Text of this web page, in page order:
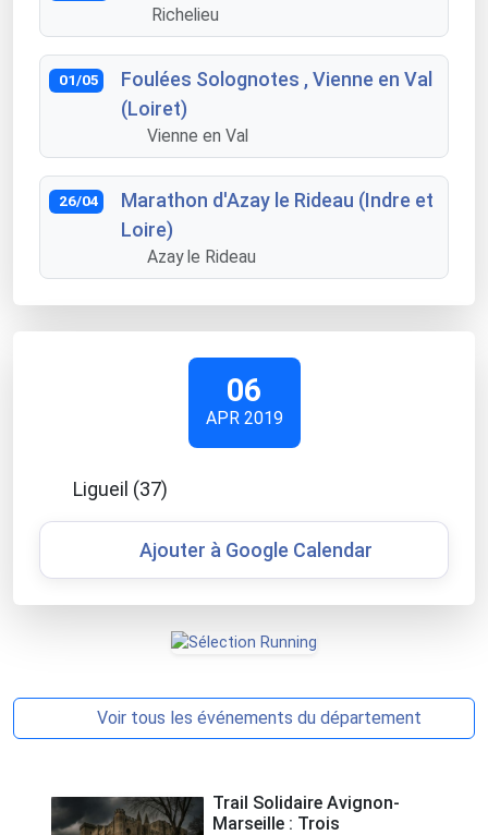
Richelieu
01/05
Foulées Solognotes , Vienne en Val
(Loiret)
Vienne en Val
26/04
Marathon d'Azay le Rideau (Indre et
Loire)
Azay le Rideau
06
APR 2019
Ligueil (37)
Ajouter à Google Calendar
Voir tous les événements du département
Trail Solidaire Avignon-
Marseille : Trois